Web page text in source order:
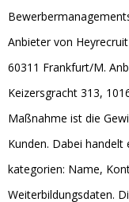
Anbieter von
60311 Frankfurt/M.
Keizersgracht 313,
Maßnahme ist die
Kunden. Da­bei
ka­te­go­rien: Name,
Wei­ter­bil­dungs­da­ten.